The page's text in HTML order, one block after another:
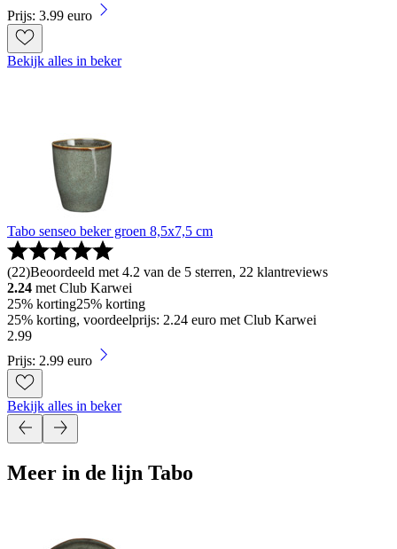
Prijs: 3.99 euro
Bekijk alles in beker
Tabo senseo beker groen 8,5x7,5 cm
(22)Beoordeeld met 4.2 van de 5 sterren, 22 klantreviews
2.24 met Club Karwei
25% korting25% korting
25% korting, voordeelprijs: 2.24 euro met Club Karwei
2.99
Prijs: 2.99 euro
Bekijk alles in beker
Meer in de lijn Tabo